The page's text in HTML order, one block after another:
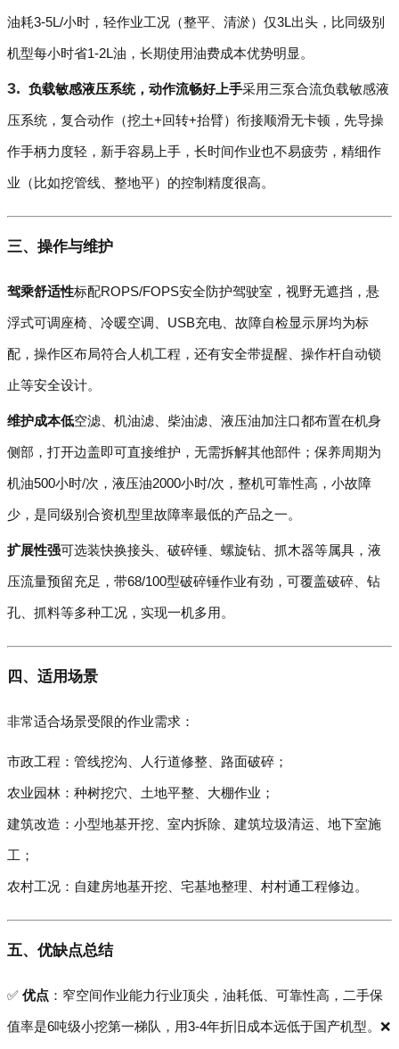
油耗3-5L/小时，轻作业工况（整平、清淤）仅3L出头，比同级别
机型每小时省1-2L油，长期使用油费成本优势明显。
负载敏感液压系统，动作流畅好上手采用三泵合流负载敏感液
压系统，复合动作（挖土+回转+抬臂）衔接顺滑无卡顿，先导操
作手柄力度轻，新手容易上手，长时间作业也不易疲劳，精细作
业（比如挖管线、整地平）的控制精度很高。
三、操作与维护
驾乘舒适性标配ROPS/FOPS安全防护驾驶室，视野无遮挡，悬
浮式可调座椅、冷暖空调、USB充电、故障自检显示屏均为标
配，操作区布局符合人机工程，还有安全带提醒、操作杆自动锁
止等安全设计。
维护成本低空滤、机油滤、柴油滤、液压油加注口都布置在机身
侧部，打开边盖即可直接维护，无需拆解其他部件；保养周期为
机油500小时/次，液压油2000小时/次，整机可靠性高，小故障
少，是同级别合资机型里故障率最低的产品之一。
扩展性强可选装快换接头、破碎锤、螺旋钻、抓木器等属具，液
压流量预留充足，带68/100型破碎锤作业有劲，可覆盖破碎、钻
孔、抓料等多种工况，实现一机多用。
四、适用场景
非常适合场景受限的作业需求：
市政工程：管线挖沟、人行道修整、路面破碎；
农业园林：种树挖穴、土地平整、大棚作业；
建筑改造：小型地基开挖、室内拆除、建筑垃圾清运、地下室施
工；
农村工况：自建房地基开挖、宅基地整理、村村通工程修边。
五、优缺点总结
✅ 优点 ：窄空间作业能力行业顶尖，油耗低、可靠性高，二手保
值率是6吨级小挖第一梯队，用3-4年折旧成本远低于国产机型。❌